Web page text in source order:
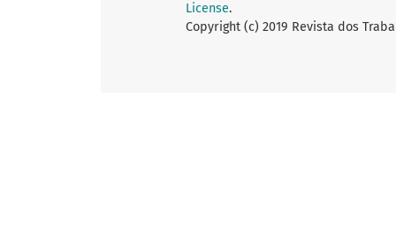
License.
Copyright (c) 2019 Revista dos